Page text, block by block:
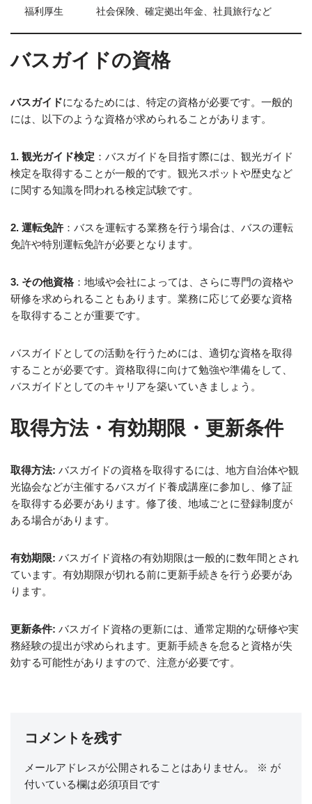
福利厚生 社会保険、確定拠出年金、社員旅行など
バスガイドの資格
バスガイドになるためには、特定の資格が必要です。一般的
には、以下のような資格が求められることがあります。
1. 観光ガイド検定 ：バスガイドを目指す際には、観光ガイド
検定を取得することが一般的です。観光スポットや歴史など
に関する知識を問われる検定試験です。
2. 運転免許：バスを運転する業務を行う場合は、バスの運転
免許や特別運転免許が必要となります。
3. その他資格：地域や会社によっては、さらに専門の資格や
研修を求められることもあります。業務に応じて必要な資格
を取得することが重要です。
バスガイドとしての活動を行うためには、適切な資格を取得
することが必要です。資格取得に向けて勉強や準備をして、
バスガイドとしてのキャリアを築いていきましょう。
取得方法・有効期限・更新条件
取得方法: バスガイドの資格を取得するには、地方自治体や観
光協会などが主催するバスガイド養成講座に参加し、修了証
を取得する必要があります。修了後、地域ごとに登録制度が
ある場合があります。
有効期限: バスガイド資格の有効期限は一般的に数年間とされ
ています。有効期限が切れる前に更新手続きを行う必要があ
ります。
更新条件: バスガイド資格の更新には、通常定期的な研修や実
務経験の提出が求められます。更新手続きを怠ると資格が失
効する可能性がありますので、注意が必要です。
コメントを残す
メールアドレスが公開されることはありません。 ※ が
付いている欄は必須項目です